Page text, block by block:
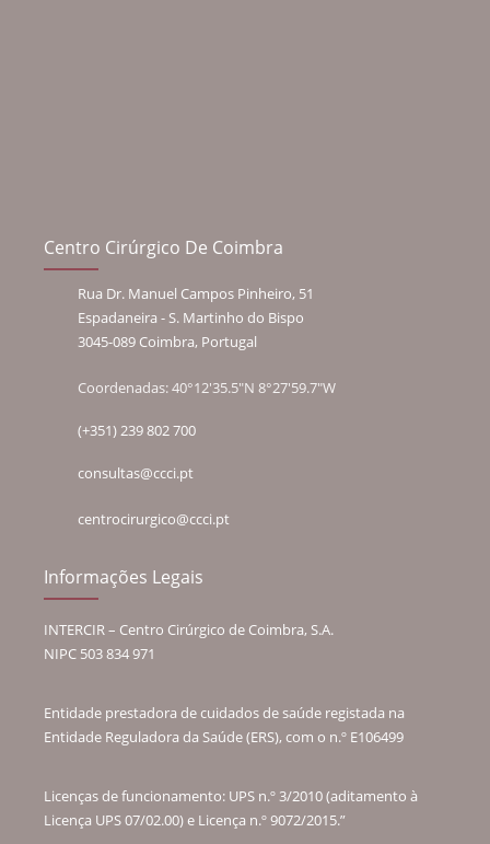
Centro Cirúrgico De Coimbra
Rua Dr. Manuel Campos Pinheiro, 51
Espadaneira - S. Martinho do Bispo
3045-089 Coimbra, Portugal
Coordenadas: 40°12'35.5"N 8°27'59.7"W
(+351) 239 802 700
consultas@ccci.pt
centrocirurgico@ccci.pt
Informações Legais
INTERCIR – Centro Cirúrgico de Coimbra, S.A.
NIPC 503 834 971
Entidade prestadora de cuidados de saúde registada na
Entidade Reguladora da Saúde (ERS), com o n.º E106499
Licenças de funcionamento: UPS n.º 3/2010 (aditamento à
Licença UPS 07/02.00) e Licença n.º 9072/2015.”